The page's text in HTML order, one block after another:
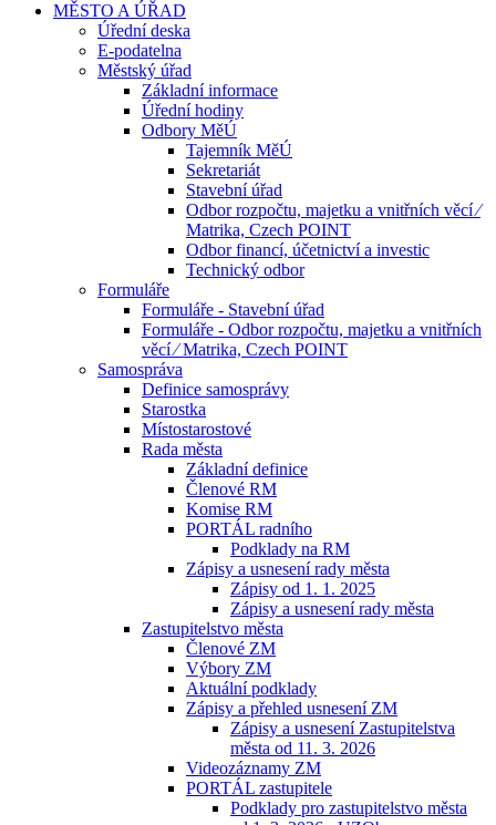
MĚSTO A ÚŘAD
Úřední deska
E-podatelna
Městský úřad
Základní informace
Úřední hodiny
Odbory MěÚ
Tajemník MěÚ
Sekretariát
Stavební úřad
Odbor rozpočtu, majetku a vnitřních věcí ⁄
Matrika, Czech POINT
Odbor financí, účetnictví a investic
Technický odbor
Formuláře
Formuláře - Stavební úřad
Formuláře - Odbor rozpočtu, majetku a vnitřních
věcí ⁄ Matrika, Czech POINT
Samospráva
Definice samosprávy
Starostka
Místostarostové
Rada města
Základní definice
Členové RM
Komise RM
PORTÁL radního
Podklady na RM
Zápisy a usnesení rady města
Zápisy od 1. 1. 2025
Zápisy a usnesení rady města
Zastupitelstvo města
Členové ZM
Výbory ZM
Aktuální podklady
Zápisy a přehled usnesení ZM
Zápisy a usnesení Zastupitelstva
města od 11. 3. 2026
Videozáznamy ZM
PORTÁL zastupitele
Podklady pro zastupitelstvo města